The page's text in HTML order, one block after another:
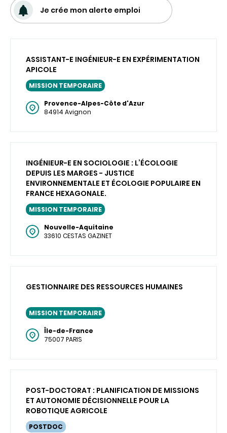
Je crée mon alerte emploi
ASSISTANT-E INGÉNIEUR-E EN EXPÉRIMENTATION
APICOLE
MISSION TEMPORAIRE
Provence-Alpes-Côte d'Azur
84914 Avignon
INGÉNIEUR-E EN SOCIOLOGIE : L’ÉCOLOGIE
DEPUIS LES MARGES - JUSTICE
ENVIRONNEMENTALE ET ÉCOLOGIE POPULAIRE EN
FRANCE HEXAGONALE.
MISSION TEMPORAIRE
Nouvelle-Aquitaine
33610 CESTAS GAZINET
GESTIONNAIRE DES RESSOURCES HUMAINES
MISSION TEMPORAIRE
Île-de-France
75007 PARIS
POST-DOCTORAT : PLANIFICATION DE MISSIONS
ET AUTONOMIE DÉCISIONNELLE POUR LA
ROBOTIQUE AGRICOLE
POSTDOC